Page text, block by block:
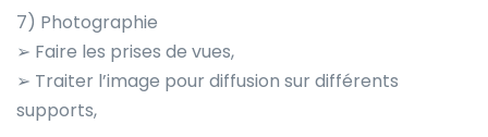
7) Photographie
➢ Faire les prises de vues,
➢ Traiter l’image pour diffusion sur différents
supports,